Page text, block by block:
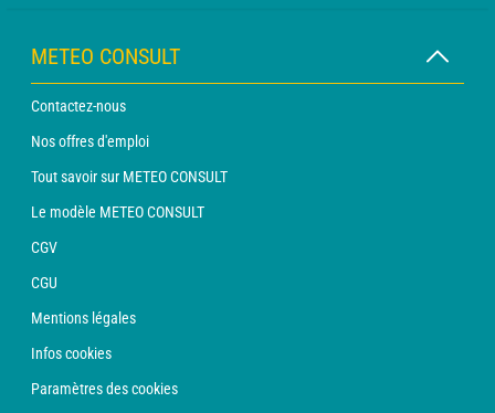
METEO CONSULT
Contactez-nous
Nos offres d'emploi
Tout savoir sur METEO CONSULT
Le modèle METEO CONSULT
CGV
CGU
Mentions légales
Infos cookies
Paramètres des cookies